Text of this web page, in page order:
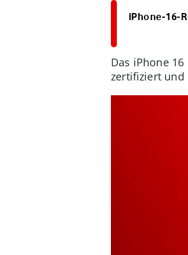
iPhone-16-
Das iPhone
zertifiziert und